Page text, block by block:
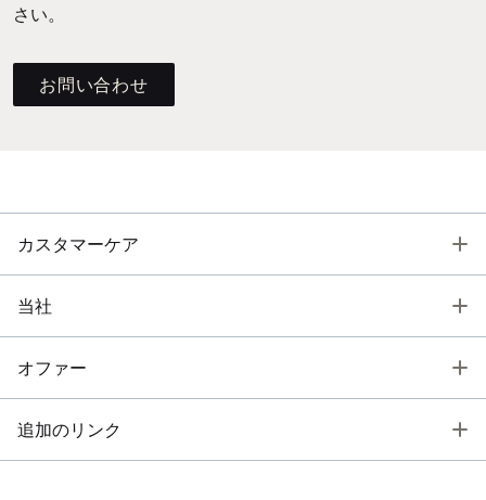
さい。
お問い合わせ
カスタマーケア
当社
オファー
追加のリンク